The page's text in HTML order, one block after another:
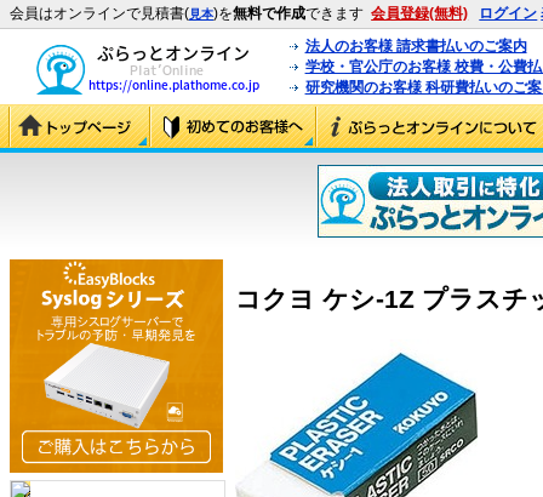
会員はオンラインで見積書(見本)を無料で作成できます 会員登録(無料) ログイン
法人のお客様 請求書払いのご案内
学校・官公庁のお客様 校費・公費
研究機関のお客様 科研費払いのご
コクヨ ケシ-1Z プラスチ